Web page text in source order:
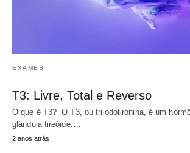
EXAMES
T3: Livre, Total e Reverso
O que é T3? O T3, ou triiodotironina, é um
glândula tireóide.…
2 anos atrás